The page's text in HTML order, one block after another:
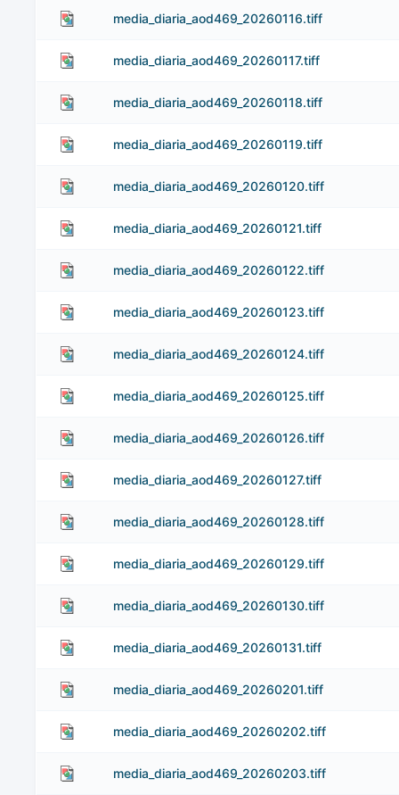
media_diaria_aod469_20260116.tiff
media_diaria_aod469_20260117.tiff
media_diaria_aod469_20260118.tiff
media_diaria_aod469_20260119.tiff
media_diaria_aod469_20260120.tiff
media_diaria_aod469_20260121.tiff
media_diaria_aod469_20260122.tiff
media_diaria_aod469_20260123.tiff
media_diaria_aod469_20260124.tiff
media_diaria_aod469_20260125.tiff
media_diaria_aod469_20260126.tiff
media_diaria_aod469_20260127.tiff
media_diaria_aod469_20260128.tiff
media_diaria_aod469_20260129.tiff
media_diaria_aod469_20260130.tiff
media_diaria_aod469_20260131.tiff
media_diaria_aod469_20260201.tiff
media_diaria_aod469_20260202.tiff
media_diaria_aod469_20260203.tiff